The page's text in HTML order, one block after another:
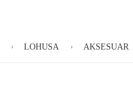
LOHUSA AKSESUAR